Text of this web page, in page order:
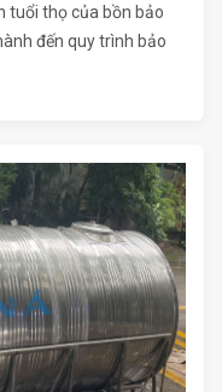
tuổi thọ của bồn bảo
đến quy trình bảo